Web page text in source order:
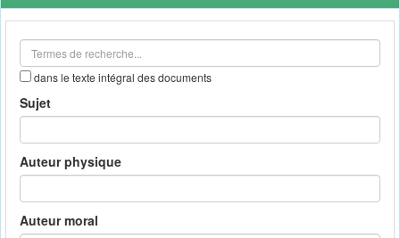
outils
dans le texte intégral des documents
Sujet
Auteur physique
Auteur moral